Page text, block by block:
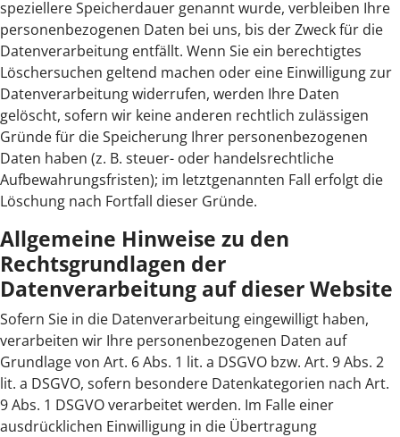
speziellere Speicherdauer genannt wurde, verbleiben Ihre
personenbezogenen Daten bei uns, bis der Zweck für die
Datenverarbeitung entfällt. Wenn Sie ein berechtigtes
Löschersuchen geltend machen oder eine Einwilligung zur
Datenverarbeitung widerrufen, werden Ihre Daten
gelöscht, sofern wir keine anderen rechtlich zulässigen
Gründe für die Speicherung Ihrer personenbezogenen
Daten haben (z. B. steuer- oder handelsrechtliche
Aufbewahrungsfristen); im letztgenannten Fall erfolgt die
Löschung nach Fortfall dieser Gründe.
Allgemeine Hinweise zu den
Rechtsgrundlagen der
Datenverarbeitung auf dieser Website
Sofern Sie in die Datenverarbeitung eingewilligt haben,
verarbeiten wir Ihre personenbezogenen Daten auf
Grundlage von Art. 6 Abs. 1 lit. a DSGVO bzw. Art. 9 Abs. 2
lit. a DSGVO, sofern besondere Datenkategorien nach Art.
9 Abs. 1 DSGVO verarbeitet werden. Im Falle einer
ausdrücklichen Einwilligung in die Übertragung